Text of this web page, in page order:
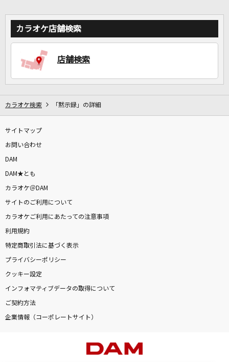
カラオケ店舗検索
店舗検索
カラオケ検索 「黙示録」の詳細
サイトマップ
お問い合わせ
DAM
DAM★とも
カラオケ＠DAM
サイトのご利用について
カラオケご利用にあたっての注意事項
利用規約
特定商取引法に基づく表示
プライバシーポリシー
クッキー設定
インフォマティブデータの取得について
ご契約方法
企業情報（コーポレートサイト）